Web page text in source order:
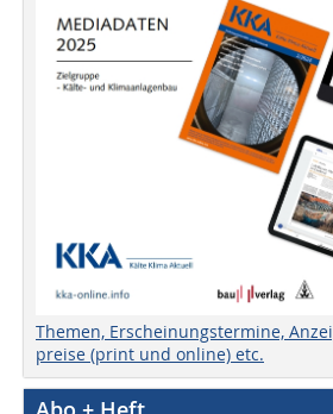
Themen, Erscheinungstermine,
preise (print und online) etc.